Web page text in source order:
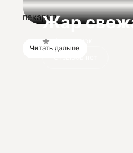
Жар
пекарня
Читать дальше